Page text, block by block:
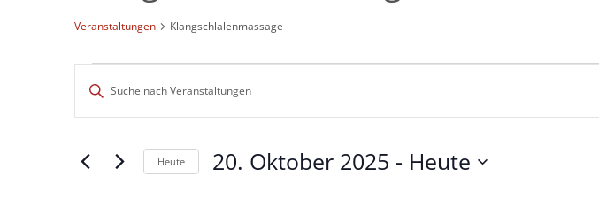
Veranstaltungen Klangschlalenmassage
Veranstaltungen
Veranstaltungen
Suche
Ansichten,
Bitte
Schlüsselwort
eingeben.
nach
Heute 20. Oktober 2025 - Heute